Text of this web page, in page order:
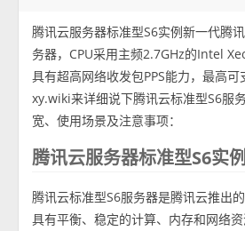
腾讯云服务器标准型S6实例新一代腾
务器，CPU采用主频2.7GHz的Intel
具有超高网络收发包PPS能力，最高
xy.wiki来详细说下腾讯云标准型S6服
宽、使用场景及注意事项：
腾讯云服务器标准型S6实例
腾讯云标准型S6服务器是腾讯云推出
具有平衡、稳定的计算、内存和网络